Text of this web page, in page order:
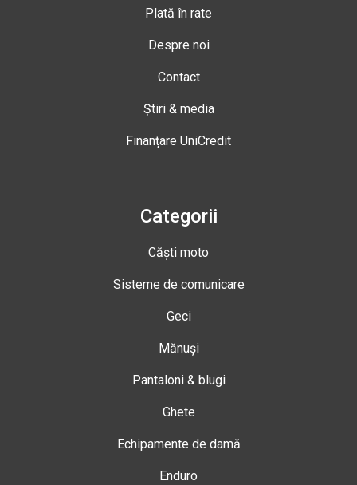
Plată în rate
Despre noi
Contact
Știri & media
Finanțare UniCredit
Categorii
Căști moto
Sisteme de comunicare
Geci
Mănuși
Pantaloni & blugi
Ghete
Echipamente de damă
Enduro